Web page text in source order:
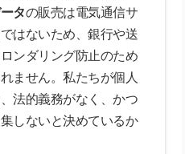
タの販売は電気通信サ
はないため、銀行や送
ンダリング防止のため
ません。私たちが個人
法的義務がなく、かつ
しないと決めているか